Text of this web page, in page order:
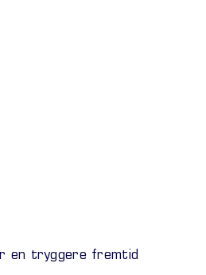
en tryggere fremtid